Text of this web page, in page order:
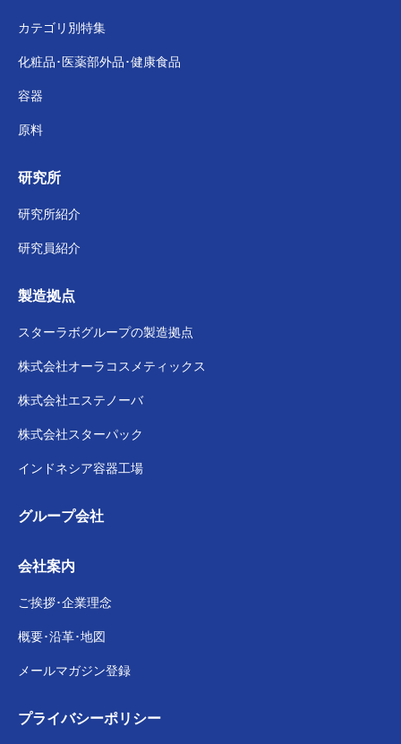
カテゴリ別特集
化粧品･医薬部外品･健康食品
容器
原料
研究所
研究所紹介
研究員紹介
製造拠点
スターラボグループの製造拠点
株式会社オーラコスメティックス
株式会社エステノーバ
株式会社スターパック
インドネシア容器工場
グループ会社
会社案内
ご挨拶･企業理念
概要･沿革･地図
メールマガジン登録
プライバシーポリシー